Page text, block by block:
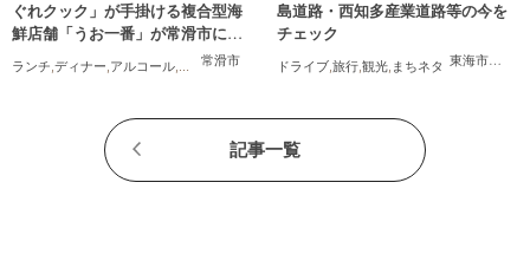
常滑市
ぐれクック」が手掛ける複合型海
鮮店舗「うお一番」が常滑市に誕
ランチ,ディナー,アルコール,開店,まちネタ 東海市大府
島道路・西知多産業道路等の今を
チェック
ドライブ,旅行,観光, まちネタ
記事一覧